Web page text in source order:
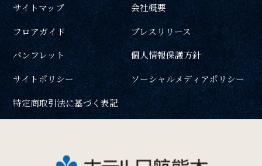
サイトマップ
会社概要
フロアガイド
プレスリリース
パンフレット
個人情報保護方針
サイトポリシー
ソーシャルメディアポリシー
特定商取引法に基づく表記